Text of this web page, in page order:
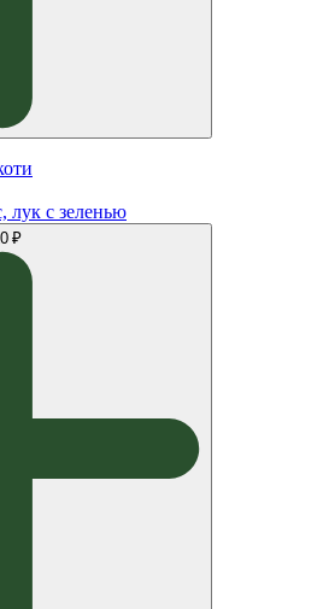
лук с зеленью
₽